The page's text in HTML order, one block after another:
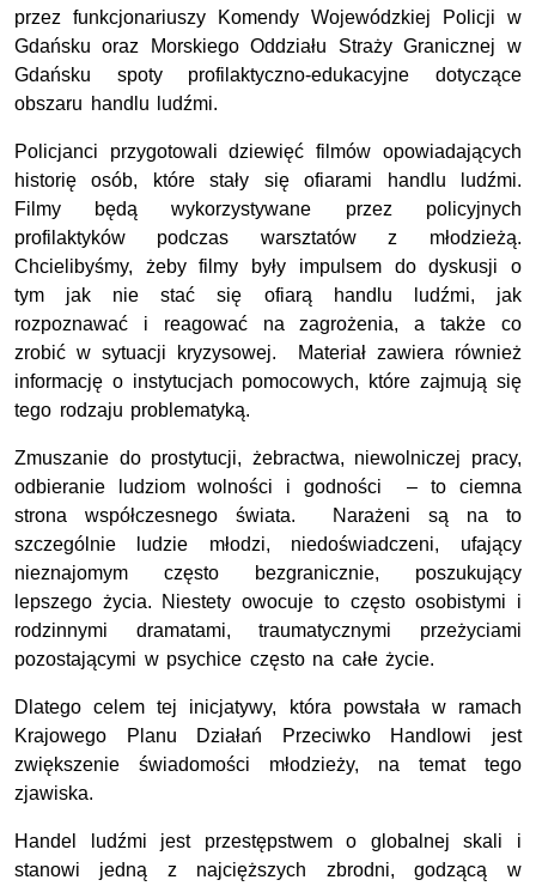
przez funkcjonariuszy Komendy Wojewódzkiej Policji w
Gdańsku oraz Morskiego Oddziału Straży Granicznej w
Gdańsku spoty profilaktyczno-edukacyjne dotyczące
obszaru handlu ludźmi.
Policjanci przygotowali dziewięć filmów opowiadających
historię osób, które stały się ofiarami handlu ludźmi.
Filmy będą wykorzystywane przez policyjnych
profilaktyków podczas warsztatów z młodzieżą.
Chcielibyśmy, żeby filmy były impulsem do dyskusji o
tym jak nie stać się ofiarą handlu ludźmi, jak
rozpoznawać i reagować na zagrożenia, a także co
zrobić w sytuacji kryzysowej. Materiał zawiera również
informację o instytucjach pomocowych, które zajmują się
tego rodzaju problematyką.
Zmuszanie do prostytucji, żebractwa, niewolniczej pracy,
odbieranie ludziom wolności i godności – to ciemna
strona współczesnego świata. Narażeni są na to
szczególnie ludzie młodzi, niedoświadczeni, ufający
nieznajomym często bezgranicznie, poszukujący
lepszego życia. Niestety owocuje to często osobistymi i
rodzinnymi dramatami, traumatycznymi przeżyciami
pozostającymi w psychice często na całe życie.
Dlatego celem tej inicjatywy, która powstała w ramach
Krajowego Planu Działań Przeciwko Handlowi jest
zwiększenie świadomości młodzieży, na temat tego
zjawiska.
Handel ludźmi jest przestępstwem o globalnej skali i
stanowi jedną z najcięższych zbrodni, godzącą w